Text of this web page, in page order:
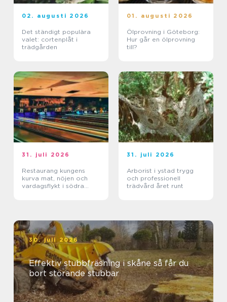
02. augusti 2026
Det ständigt populära
valet: cortenplåt i
trädgården
01. augusti 2026
Ölprovning i Göteborg:
Hur går en ölprovning
till?
31. juli 2026
Restaurang kungens
kurva mat, nöjen och
vardagsflykt i södra
31. juli 2026
Arborist i ystad trygg
och professionell
trädvård året runt
30. juli 2026
Effektiv stubbfräsning i skåne så får du
bort störande stubbar